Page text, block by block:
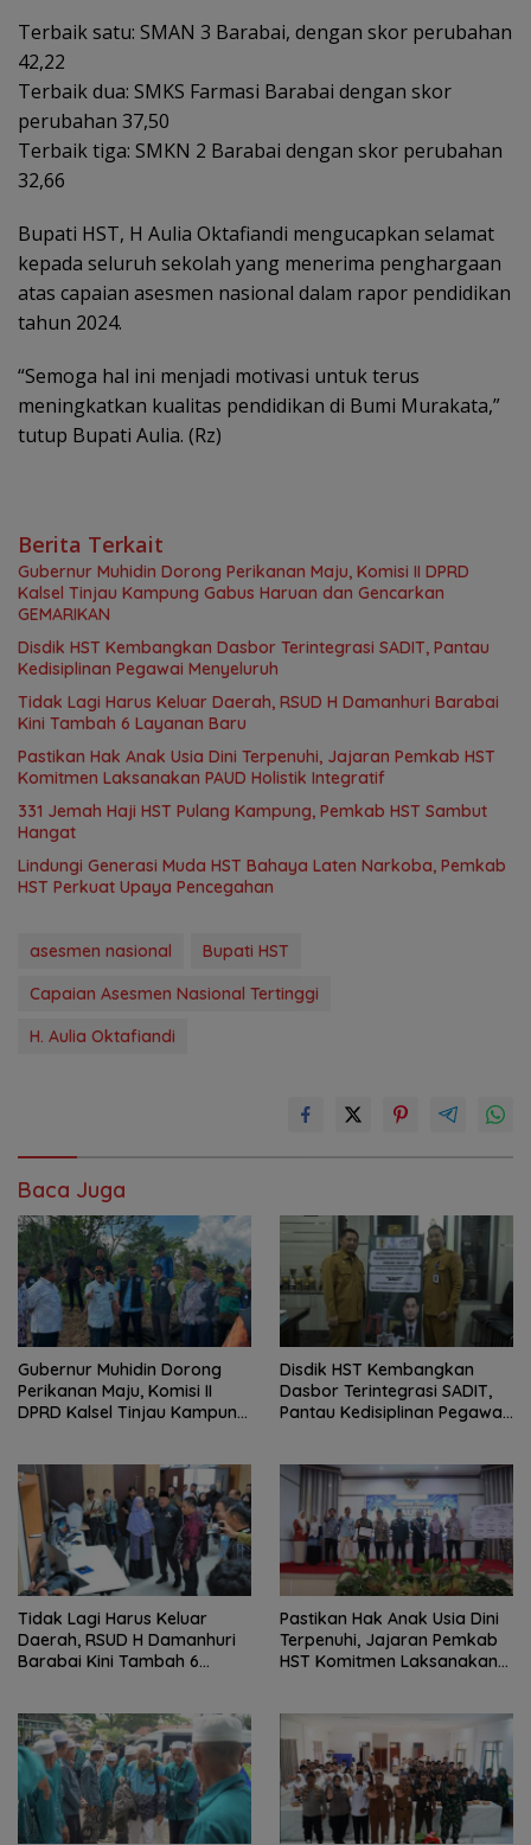
Terbaik satu: SMAN 3 Barabai, dengan skor perubahan
42,22
Terbaik dua: SMKS Farmasi Barabai dengan skor
perubahan 37,50
Terbaik tiga: SMKN 2 Barabai dengan skor perubahan
32,66
Bupati HST, H Aulia Oktafiandi mengucapkan selamat
kepada seluruh sekolah yang menerima penghargaan
atas capaian asesmen nasional dalam rapor pendidikan
tahun 2024.
“Semoga hal ini menjadi motivasi untuk terus
meningkatkan kualitas pendidikan di Bumi Murakata,”
tutup Bupati Aulia. (Rz)
Berita Terkait
Gubernur Muhidin Dorong Perikanan Maju, Komisi II DPRD
Kalsel Tinjau Kampung Gabus Haruan dan Gencarkan
GEMARIKAN
Disdik HST Kembangkan Dasbor Terintegrasi SADIT, Pantau
Kedisiplinan Pegawai Menyeluruh
Tidak Lagi Harus Keluar Daerah, RSUD H Damanhuri Barabai
Kini Tambah 6 Layanan Baru
Pastikan Hak Anak Usia Dini Terpenuhi, Jajaran Pemkab HST
Komitmen Laksanakan PAUD Holistik Integratif
331 Jemah Haji HST Pulang Kampung, Pemkab HST Sambut
Hangat
Lindungi Generasi Muda HST Bahaya Laten Narkoba, Pemkab
HST Perkuat Upaya Pencegahan
asesmen nasional
Bupati HST
Capaian Asesmen Nasional Tertinggi
H. Aulia Oktafiandi
Baca Juga
Gubernur Muhidin Dorong
Perikanan Maju, Komisi II
DPRD Kalsel Tinjau Kampung
Disdik HST Kembangkan
Dasbor Terintegrasi SADIT,
Pantau Kedisiplinan Pegawai
Tidak Lagi Harus Keluar
Daerah, RSUD H Damanhuri
Barabai Kini Tambah 6
Pastikan Hak Anak Usia Dini
Terpenuhi, Jajaran Pemkab
HST Komitmen Laksanakan